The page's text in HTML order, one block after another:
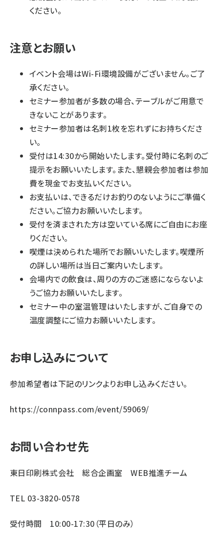
ください。
注意とお願い
イベント会場はWi-Fi環境設備がございません。ご了
承ください。
セミナー参加者が多数の場合、テーブルがご用意で
きないことがあります。
セミナー参加者は名刺1枚を忘れずにお持ちくださ
い。
受付は14:30から開始いたします。受付時に名刺のご
提示をお願いいたします。また、懇親会参加者は参加
費を現金でお支払いください。
お支払いは、できるだけお釣りのないようにご準備く
ださい。ご協力お願いいたします。
受付を済まされた方は空いている席にご自由にお座
りください。
喫煙は決められた場所でお願いいたします。喫煙所
の詳しい場所は当日ご案内いたします。
会場内での飲食は、周りの方のご迷惑にならないよ
うご協力お願いいたします。
セミナー中の室温管理はいたしますが、ご自身での
温度調整にご協力お願いいたします。
お申し込みについて
参加希望者は下記のリンクよりお申し込みください。
https://connpass.com/event/59069/
お問い合わせ先
東日印刷株式会社 総合企画室 WEB推進チーム
TEL 03-3820-0578
受付時間 10:00-17:30（平日のみ）